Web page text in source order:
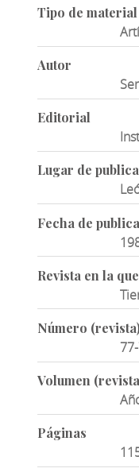
Tipo de material
Autor
Editorial
Lugar de
Fecha de
Revista en la
Número
Volumen
Páginas